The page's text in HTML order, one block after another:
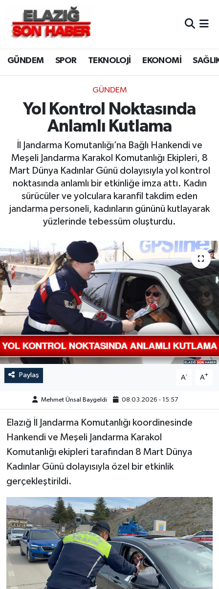
GÜNDEM SPOR TEKNOLOJİ EKONOMİ
GÜNDEM
Yol Kontrol Noktasında
Anlamlı Kutlama
İl Jandarma Komutanlığı’na Bağlı Hankendi ve
Meşeli Jandarma Karakol Komutanlığı Ekipleri, 8
Mart Dünya Kadınlar Günü dolayısıyla yol kontrol
noktasında anlamlı bir etkinliğe imza attı. Kadın
sürücüler ve yolculara karanfil takdim eden
jandarma personeli, kadınların gününü kutlayarak
yüzlerinde tebessüm oluşturdu.
Paylaş A- A+
Mehmet Ünsal Baygeldi 08.03.2026 - 15:57
Elazığ İl Jandarma Komutanlığı koordinesinde
Hankendi ve Meşeli Jandarma Karakol
Komutanlığı ekipleri tarafından 8 Mart Dünya
Kadınlar Günü dolayısıyla özel bir etkinlik
gerçekleştirildi.
CANLI YAYIN
ASAYİŞ
BİLİM VE TEKNOLOJİ
DÜNYA
EKONOMİ
ELAZIĞ
GENEL
HABERDE İNSAN
KÜLTÜR-SANAT
MAGAZİN
MEDYA
ÖZEL HABER
SAĞLIK
SİYASET
SPOR
TEKNOLOJİ
YAŞAM
Merkez Hava Durumu
Merkez Trafik Yoğunluk Haritası
Süper Lig Puan Durumu ve Fikstür
Tüm Manşetler
Haber Arşivi